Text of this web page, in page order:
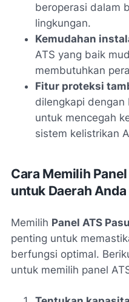
beroperasi dalam
lingkungan.
Kemudahan
ATS yang baik
membutuhkan
Fitur proteksi
dilengkapi
untuk mencegah
sistem kelistrikan
Cara Memilih
untuk Daerah Anda
Memilih Panel ATS
penting untuk
berfungsi optimal.
untuk memilih panel